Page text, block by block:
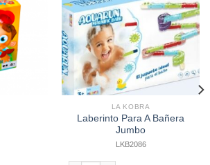
LA KOBRA
Laberinto Para A Bañera
Jumbo
LKB2086